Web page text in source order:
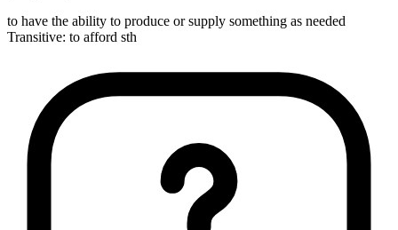
to have the ability to produce or supply something as needed
Transitive: to afford sth